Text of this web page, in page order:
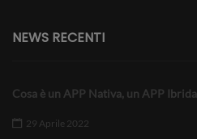
NEWS RECENTI
Cosa è un APP Nativa, un APP
29 Aprile 2022